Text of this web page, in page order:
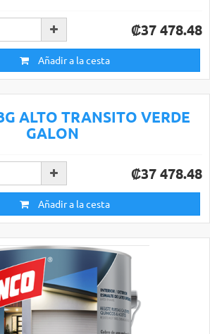
₡37 478.48
Añadir a la cesta
ALTO TRANSITO VERDE
GALON
₡37 478.48
Añadir a la cesta